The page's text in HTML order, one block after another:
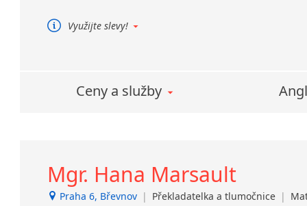
Využijte slevy!
TRADOS – zvlášť vysoká
úspora nákladů v případě
Ceny a služby
Mgr. Hana Marsault
Praha 6, Břevnov | Překladatelka a tlumočnice |